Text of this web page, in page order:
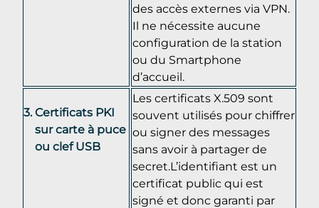
des accès externes via VPN.
Il ne nécessite aucune
configuration de la station
ou du Smartphone
d’accueil.
Certificats PKI
sur carte à puce
ou clef USB
Les certificats X.509 sont
souvent utilisés pour chiffrer
ou signer des messages
sans avoir à partager de
secret.L’identifiant est un
certificat public qui est
signé et donc garanti par